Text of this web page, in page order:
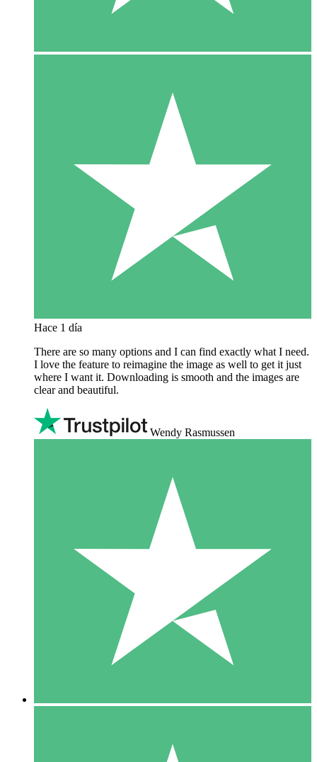
Hace 1 día
There are so many options and I can find exactly what I need.
I love the feature to reimagine the image as well to get it just
where I want it. Downloading is smooth and the images are
clear and beautiful.
Wendy Rasmussen